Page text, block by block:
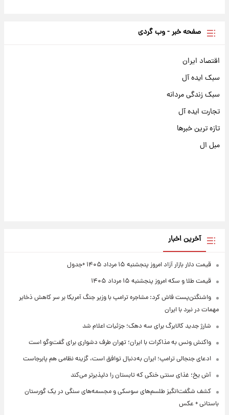
صفحه خبر - وب گردی
اقتصاد ایران
سبک ایده آل
سبک زندگی مردانه
تجارت ایده آل
تازه ترین خبرها
مبل ال
آخرین اخبار
قیمت دلار بازار آزاد امروز پنجشنبه ۱۵ مرداد ۱۴۰۵ +جدول
قیمت طلا و سکه امروز پنجشنبه ۱۵ مرداد ۱۴۰۵
واشنگتن‌پست فاش کرد: مشاجره ترامپ با وزیر جنگ آمریکا بر سر کاهش ذخایر
مهمات در نبرد با ایران
شارژ جدید کالابرگ برای سه دهک؛ جزئیات اعلام شد
واکنش ونس به مذاکرات با ایران؛ تهران طرف دشواری برای گفت‌وگو است
ادعای جنجالی ترامپ؛ ایران به‌دنبال توافق است، گزینه نظامی هم پابرجاست
آش یخ؛ غذای سنتی خنکی که تابستان را دلپذیرتر می‌کند
کشف شگفت‌انگیز طلسم‌های سوسکی و مجسمه‌های سنگی در یک گورستان
باستانی + عکس